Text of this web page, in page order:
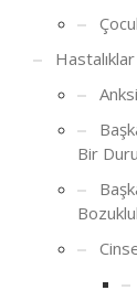
Hastalıklar
Bir